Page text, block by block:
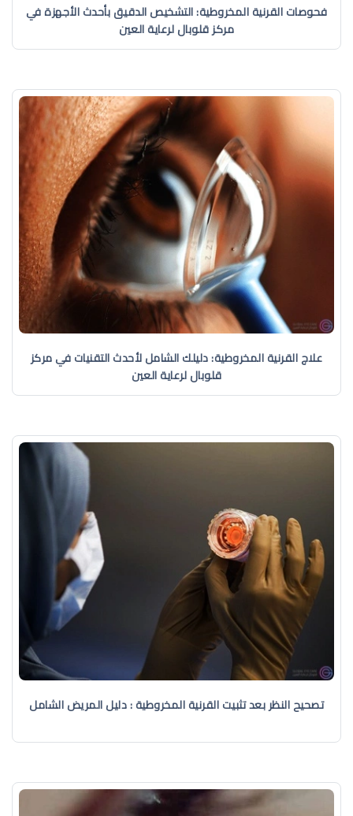
فحوصات القرنية المخروطية: التشخيص الدقيق بأحدث الأجهزة في
مركز قلوبال لرعاية العين
علاج القرنية المخروطية: دليلك الشامل لأحدث التقنيات في مركز
قلوبال لرعاية العين
تصحيح النظر بعد تثبيت القرنية المخروطية : دليل المريض الشامل